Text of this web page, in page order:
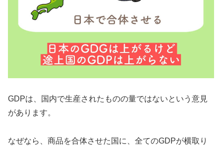
GDPは、国内で生産されたものの量ではないという意見
があります。
なぜなら、商品を合体させた国に、全てのGDPが横取り